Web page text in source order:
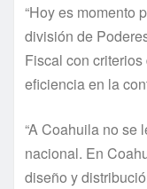
“Hoy es momento
división de
Fiscal con
eficiencia en la
“A Coahuila no se
nacional. En
diseño y